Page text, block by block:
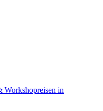
Workshopreisen in